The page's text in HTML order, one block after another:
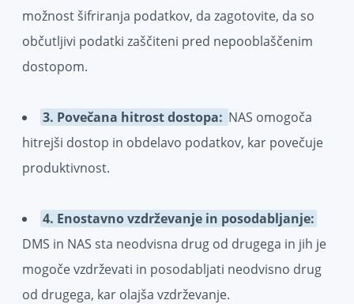
možnost šifriranja podatkov, da zagotovite, da so
občutljivi podatki zaščiteni pred nepooblaščenim
dostopom.
3. Povečana hitrost dostopa: NAS omogoča
hitrejši dostop in obdelavo podatkov, kar povečuje
produktivnost.
4. Enostavno vzdrževanje in posodabljanje:
DMS in NAS sta neodvisna drug od drugega in jih je
mogoče vzdrževati in posodabljati neodvisno drug
od drugega, kar olajša vzdrževanje.